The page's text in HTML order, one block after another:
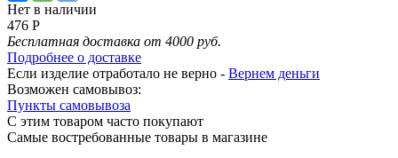
Нет в наличии
476 Р
Бесплатная доставка от 4000 руб.
Подробнее о доставке
Если изделие отработало не верно - Вернем деньги
Возможен самовывоз:
Пункты самовывоза
С этим товаром часто покупают
Самые востребованные товары в магазине